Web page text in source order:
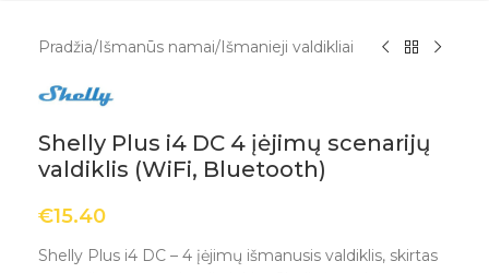
Pradžia/Išmanūs namai/Išmanieji valdikliai
Shelly Plus i4 DC 4 įėjimų scenarijų
valdiklis (WiFi, Bluetooth)
€15.40
Shelly Plus i4 DC – 4 įėjimų išmanusis valdiklis, skirtas